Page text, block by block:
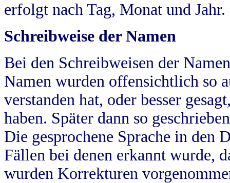
erfolgt nach Tag, Monat und Jahr.
Schreibweise der Namen
Bei den Schreibweisen der
Namen wurden offensichtlich so
verstanden hat, oder besser
haben. Später dann so
Die gesprochene Sprache in
Fällen bei denen erkannt wurde,
wurden Korrekturen